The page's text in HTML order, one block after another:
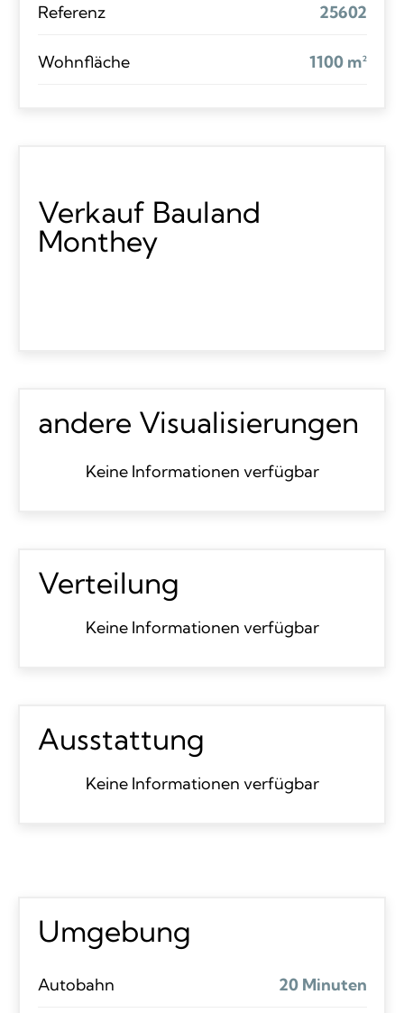
Referenz 25602
Wohnfläche 1100 m²
Verkauf Bauland
Monthey
andere Visualisierungen
Keine Informationen verfügbar
Verteilung
Keine Informationen verfügbar
Ausstattung
Keine Informationen verfügbar
Umgebung
Autobahn 20 Minuten